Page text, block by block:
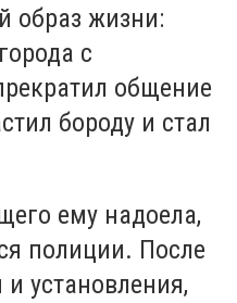
образ жизни:
с
общение
бороду и стал
ему надоела,
полиции. После
установления,